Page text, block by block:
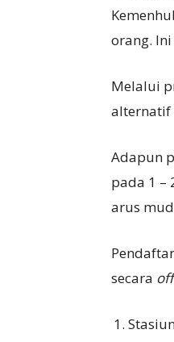
orang.
Melalui
alternatif
Adapun
pada 1 –
arus
secara